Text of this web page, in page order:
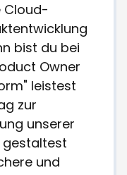
Cloud-
bist du bei
Owner
leistest
zur
unserer
gestaltest
und